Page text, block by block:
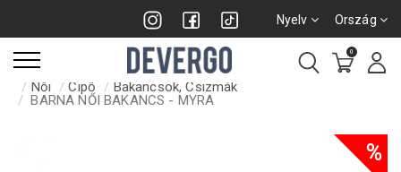
Nyelv Ország
0
Női Cipő
Bakancsok, Csizmák
BARNA NŐI BAKANCS - MYRA
%